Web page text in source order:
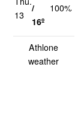
13
/
16º
100%
Athlone
weather